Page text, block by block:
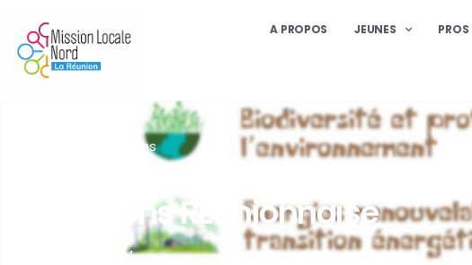
A PROPOS JEUNES PROS
Informations
Transitions REunionnaise
jeudi 4 juillet 2024